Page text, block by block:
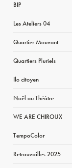
BIP
Les Ateliers 04
Quartier Mouvant
Quartiers Pluriels
Ilo citoyen
Noël au Théâtre
WE ARE CHIROUX
TempoColor
Retrouvailles 2025